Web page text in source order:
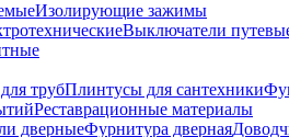
Изолирующие зажимы
Выключатели
трубПлинтусы для сантехники
Реставрационные материалы
дверныеФурнитура дверная